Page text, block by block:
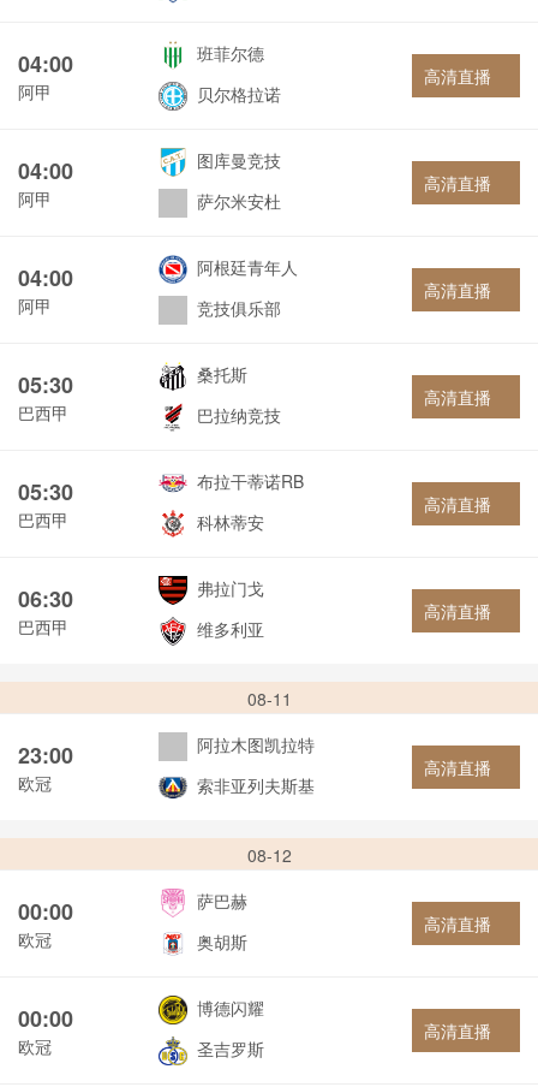
04:00
阿甲
班菲尔德
贝尔格拉诺
高清直播
04:00
阿甲
图库曼竞技
萨尔米安杜
高清直播
04:00
阿甲
阿根廷青年人
竞技俱乐部
高清直播
05:30
巴西甲
桑托斯
巴拉纳竞技
高清直播
05:30
巴西甲
布拉干蒂诺RB
科林蒂安
高清直播
06:30
巴西甲
弗拉门戈
维多利亚
高清直播
08-11
23:00
欧冠
阿拉木图凯拉特
索非亚列夫斯基
高清直播
08-12
00:00
欧冠
萨巴赫
奥胡斯
高清直播
00:00
欧冠
博德闪耀
圣吉罗斯
高清直播